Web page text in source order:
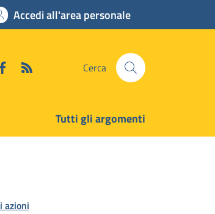
Accedi all'area personale
Cerca
Tutti gli argomenti
azioni